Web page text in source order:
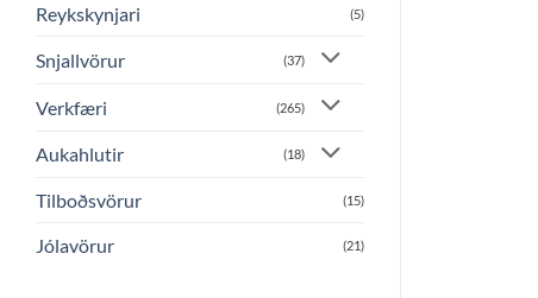
Reykskynjari (5)
Snjallvörur (37)
Verkfæri (265)
Aukahlutir (18)
Tilboðsvörur (15)
Jólavörur (21)